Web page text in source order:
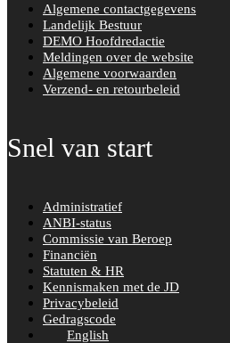
Algemene contactgegevens
Landelijk Bestuur
DEMO Hoofdredactie
Meldingen over de website
Algemene voorwaarden
Verzend- en retourbeleid
Snel van start
Administratief
ANBI-status
Commissie van Beroep
Financiën
Statuten & HR
Kennismaken met de JD
Privacybeleid
Gedragscode
English